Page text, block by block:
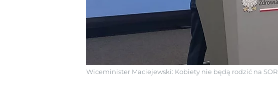
Wiceminister Maciejewski: Kobiety nie będą rodzić na SOR